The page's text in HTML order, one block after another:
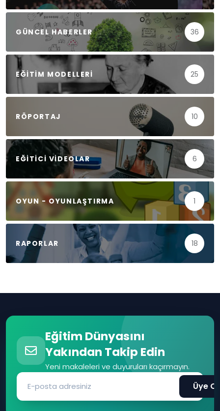
GÜNCEL HABERLER 36
EĞITIM MODELLERI 25
RÖPORTAJ 10
EĞITICI VIDEOLAR 6
OYUN - OYUNLAŞTIRMA 1
RAPORLAR 18
Eğitim Dünyasını
Yakından Takip Edin
Yeni makaleleri ve duyuruları kaçırmayın.
Üye Ol